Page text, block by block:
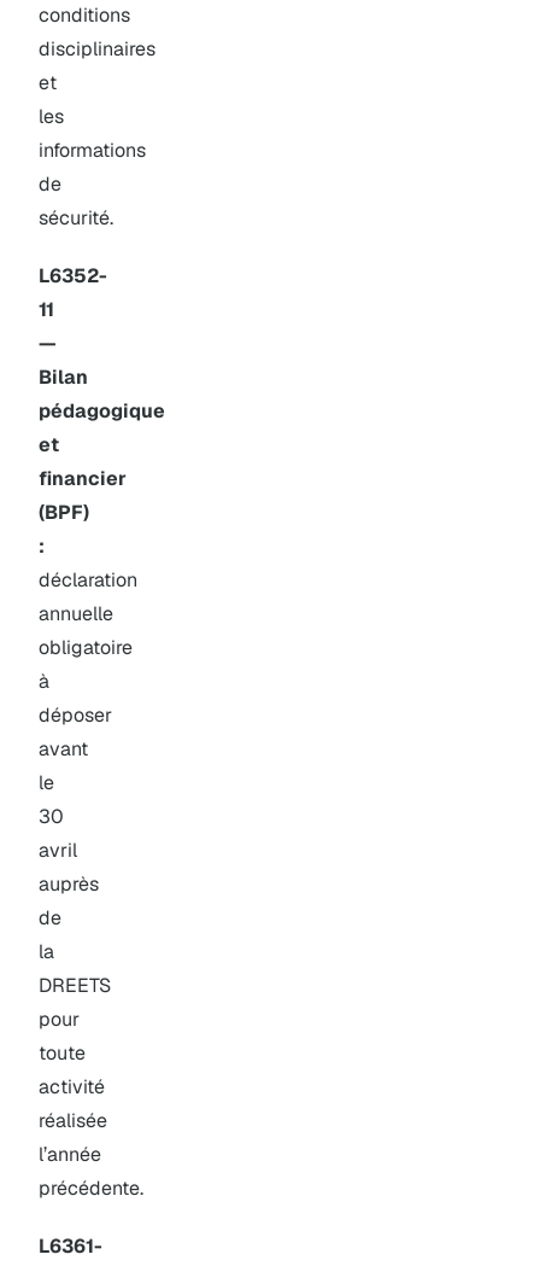
conditions
disciplinaires
et
les
informations
de
sécurité.
L6352-
11
—
Bilan
pédagogique
et
financier
(BPF)
:
déclaration
annuelle
obligatoire
à
déposer
avant
le
30
avril
auprès
de
la
DREETS
pour
toute
activité
réalisée
l’année
précédente.
L6361-